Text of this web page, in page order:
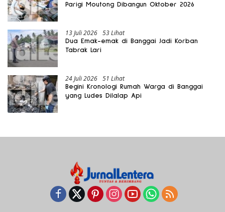
Parigi Moutong Dibangun Oktober 2026
13 Juli 2026 53 Lihat
Dua Emak-emak di Banggai Jadi Korban
Tabrak Lari
24 Juli 2026 51 Lihat
Begini Kronologi Rumah Warga di Banggai
yang Ludes Dilalap Api